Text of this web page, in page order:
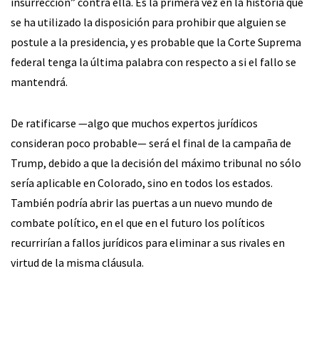
se ha utilizado la disposición para prohibir que alguien se
postule a la presidencia, y es probable que la Corte Suprema
federal tenga la última palabra con respecto a si el fallo se
mantendrá.
De ratificarse —algo que muchos expertos jurídicos
consideran poco probable— será el final de la campaña de
Trump, debido a que la decisión del máximo tribunal no sólo
sería aplicable en Colorado, sino en todos los estados.
También podría abrir las puertas a un nuevo mundo de
combate político, en el que en el futuro los políticos
recurrirían a fallos jurídicos para eliminar a sus rivales en
virtud de la misma cláusula.